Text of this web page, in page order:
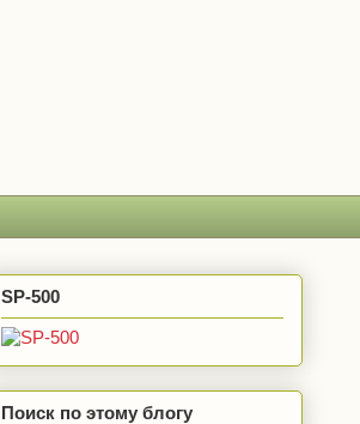
SP-500
Поиск по этому блогу